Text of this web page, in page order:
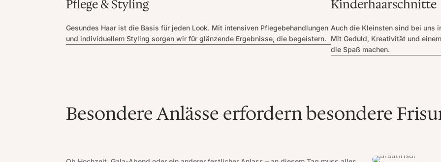
Pflege & Styling
Gesundes Haar ist die Basis für jeden Look. Mit intensiven Pflegebehandlungen
und individuellem Styling sorgen wir für glänzende Ergebnisse, die begeistern.
Kinderhaarschnitte
Auch die Kleinsten sind bei uns
Mit Geduld, Kreativität und
die Spaß machen.
Besondere Anlässe erfordern besondere